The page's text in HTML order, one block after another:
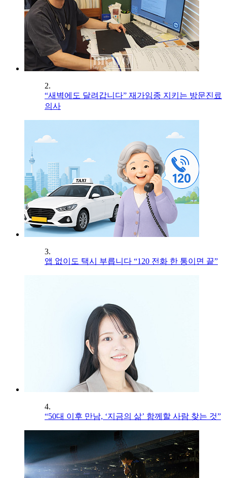
2.
“새벽에도 달려갑니다” 재가임종 지키는 방문진료
의사
3.
앱 없이도 택시 부릅니다 “120 전화 한 통이면 끝”
4.
“50대 이후 만남, ‘지금의 삶’ 함께할 사람 찾는 것”